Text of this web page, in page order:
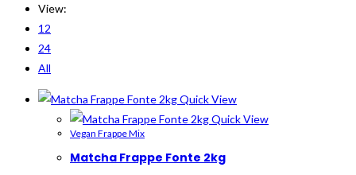
View:
12
24
All
Quick View
Quick View
Vegan Frappe Mix
Matcha Frappe Fonte 2kg